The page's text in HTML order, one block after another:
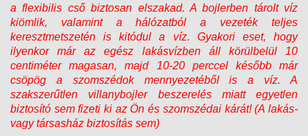
a flexibilis cső biztosan elszakad. A bojlerben tárolt víz
kiömlik, valamint a hálózatból a vezeték teljes
keresztmetszetén is kitódul a víz. Gyakori eset, hogy
ilyenkor már az egész lakásvízben áll körülbelül 10
centiméter magasan, majd 10-20 perccel később már
csöpög a szomszédok mennyezetéből is a víz. A
szakszerűtlen villanybojler beszerelés miatt egyetlen
biztosító sem fizeti ki az Ön és szomszédai kárát! (A lakás-
vagy társasház biztosítás sem)